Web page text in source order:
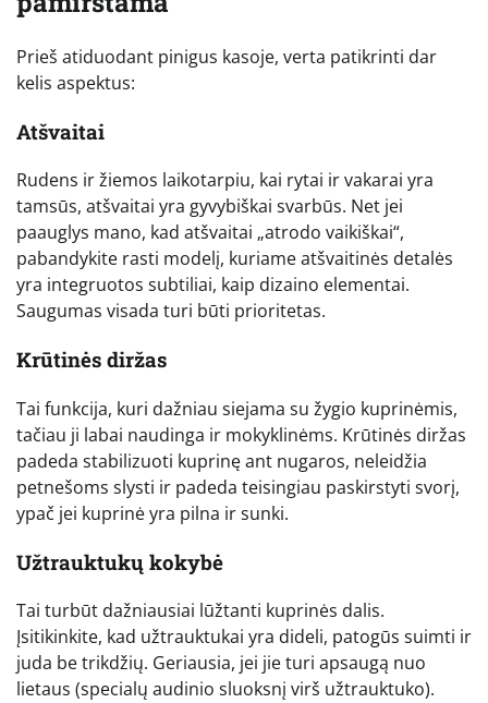
Prieš atiduodant pinigus kasoje, verta patikrinti dar
kelis aspektus:
Atšvaitai
Rudens ir žiemos laikotarpiu, kai rytai ir vakarai yra
tamsūs, atšvaitai yra gyvybiškai svarbūs. Net jei
paauglys mano, kad atšvaitai „atrodo vaikiškai“,
pabandykite rasti modelį, kuriame atšvaitinės detalės
yra integruotos subtiliai, kaip dizaino elementai.
Saugumas visada turi būti prioritetas.
Krūtinės diržas
Tai funkcija, kuri dažniau siejama su žygio kuprinėmis,
tačiau ji labai naudinga ir mokyklinėms. Krūtinės diržas
padeda stabilizuoti kuprinę ant nugaros, neleidžia
petnešoms slysti ir padeda teisingiau paskirstyti svorį,
ypač jei kuprinė yra pilna ir sunki.
Užtrauktukų kokybė
Tai turbūt dažniausiai lūžtanti kuprinės dalis.
Įsitikinkite, kad užtrauktukai yra dideli, patogūs suimti ir
juda be trikdžių. Geriausia, jei jie turi apsaugą nuo
lietaus (specialų audinio sluoksnį virš užtrauktuko).